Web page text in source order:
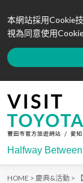
本網站採用Cookie
視為同意使用Cookie
Halfway
HOME > 慶典&活動 >